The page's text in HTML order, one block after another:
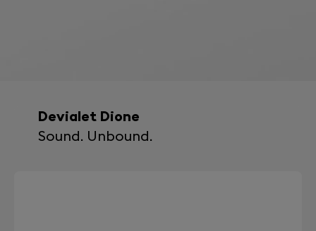
Devialet Dione
Sound. Unbound.